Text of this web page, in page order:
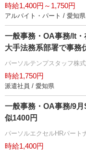
時給1,400円～1,750円
アルバイト・パート / 愛知県
一般事務・OA事務/lt
大手法務系部署で事務
パーソルテンプスタッフ株
時給1,750円
派遣社員 / 愛知県
一般事務・OA事務/9
似1400円
パーソルエクセルHRパート
時給1,400円